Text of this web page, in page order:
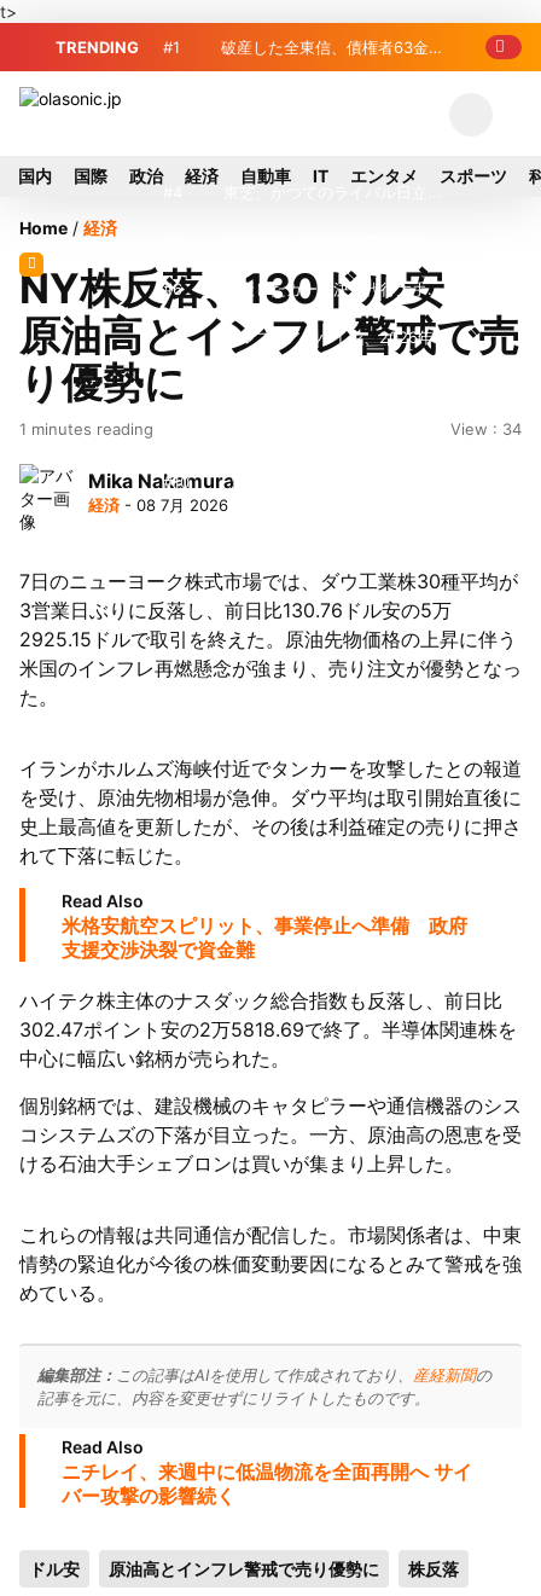
t>
TRENDING #1 破産した全東信、債権者63金融
界良好
のガス供給停止 「2次災害防止」を理
由に
#6 破産したカード決済代行大手
「全東信」債権者リスト公開、金融機関
#7 アルプスアルパイン、2026年8
訪問中
止 復旧見通し立たず 半導体集積地に
#10 窓破損で乗客の体が機外に吸
陸
国内 国際 政治 経済 自動車 IT エンタメ スポーツ
Home / 経済
NY株反落、130ドル安
原油高とインフレ警戒で売
り優勢に
1 minutes reading View : 34
Mika Nakamura
経済 - 08 7月 2026
7日のニューヨーク株式市場では、ダウ工業株30種平均が
3営業日ぶりに反落し、前日比130.76ドル安の5万
2925.15ドルで取引を終えた。原油先物価格の上昇に伴う
米国のインフレ再燃懸念が強まり、売り注文が優勢となっ
た。
イランがホルムズ海峡付近でタンカーを攻撃したとの報道
を受け、原油先物相場が急伸。ダウ平均は取引開始直後に
史上最高値を更新したが、その後は利益確定の売りに押さ
れて下落に転じた。
Read Also
米格安航空スピリット、事業停止へ準備 政府
支援交渉決裂で資金難
ハイテク株主体のナスダック総合指数も反落し、前日比
302.47ポイント安の2万5818.69で終了。半導体関連株を
中心に幅広い銘柄が売られた。
個別銘柄では、建設機械のキャタピラーや通信機器のシス
コシステムズの下落が目立った。一方、原油高の恩恵を受
ける石油大手シェブロンは買いが集まり上昇した。
これらの情報は共同通信が配信した。市場関係者は、中東
情勢の緊迫化が今後の株価変動要因になるとみて警戒を強
めている。
編集部注： この記事はAIを使用して作成されており、 産経新聞の
記事を元に、内容を変更せずにリライトしたものです。
Read Also
ニチレイ、来週中に低温物流を全面再開へ サイ
バー攻撃の影響続く
ドル安 原油高とインフレ警戒で売り優勢に 株反落